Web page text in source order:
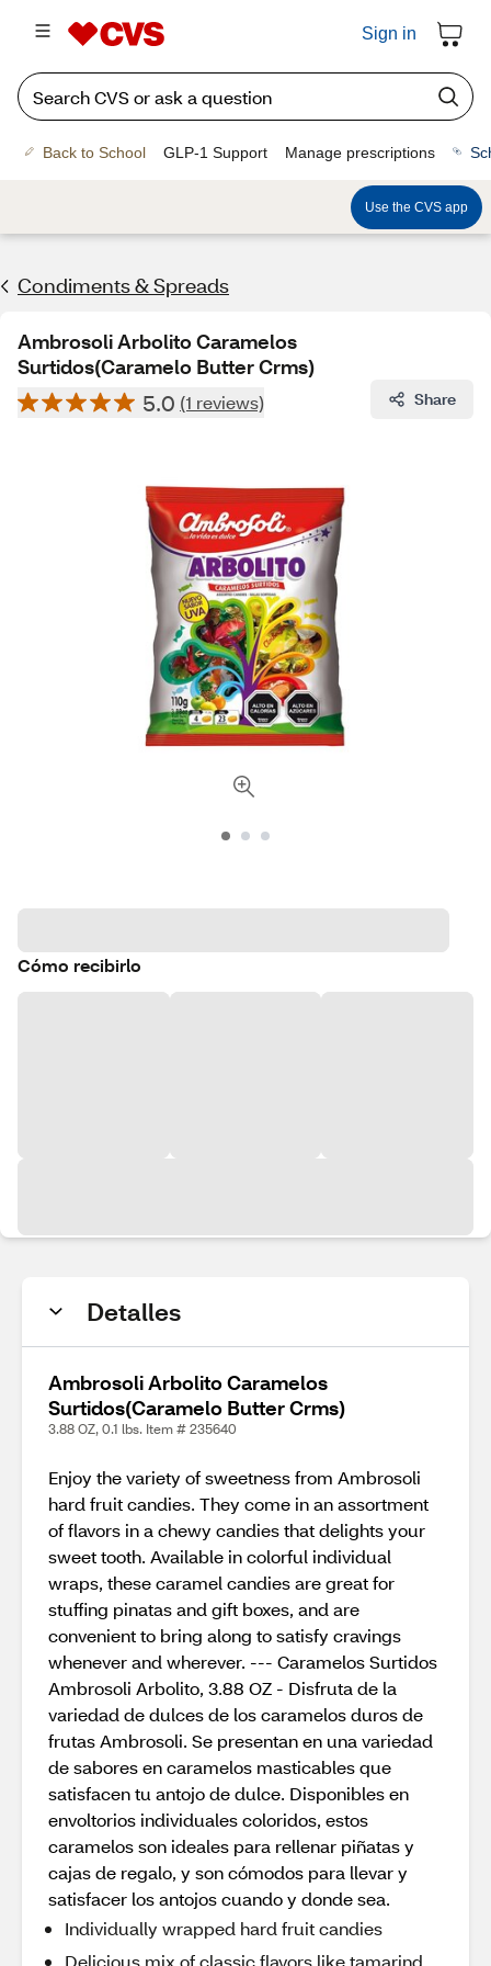
Sign in
Back to School GLP-1 Support Manage prescriptions
Use the CVS app
Condiments & Spreads
Ambrosoli Arbolito Caramelos
Surtidos(Caramelo Butter Crms)
5.0 (1 reviews) Share
Cómo recibirlo
Detalles
Ambrosoli Arbolito Caramelos
Surtidos(Caramelo Butter Crms)
3.88 OZ, 0.1 lbs. Item # 235640
Enjoy the variety of sweetness from Ambrosoli
hard fruit candies. They come in an assortment
of flavors in a chewy candies that delights your
sweet tooth. Available in colorful individual
wraps, these caramel candies are great for
stuffing pinatas and gift boxes, and are
convenient to bring along to satisfy cravings
whenever and wherever. --- Caramelos Surtidos
Ambrosoli Arbolito, 3.88 OZ - Disfruta de la
variedad de dulces de los caramelos duros de
frutas Ambrosoli. Se presentan en una variedad
de sabores en caramelos masticables que
satisfacen tu antojo de dulce. Disponibles en
envoltorios individuales coloridos, estos
caramelos son ideales para rellenar piñatas y
cajas de regalo, y son cómodos para llevar y
satisfacer los antojos cuando y donde sea.
Individually wrapped hard fruit candies
Delicious mix of classic flavors like tamarind,